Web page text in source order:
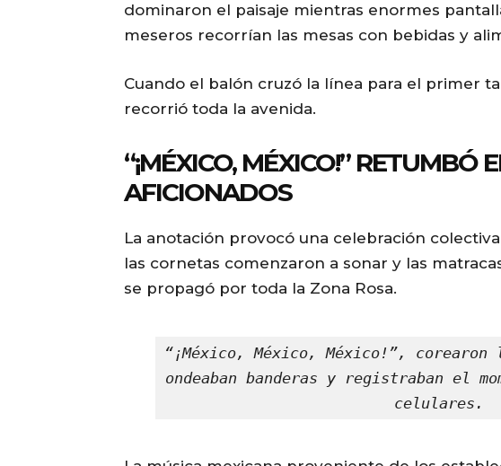
dominaron el paisaje mientras enormes
meseros recorrían las mesas con bebidas y
Cuando el balón cruzó la línea para el primer
recorrió toda la avenida.
“¡MÉXICO, MÉXICO!” RETUMBÓ
AFICIONADOS
La anotación provocó una celebración
las cornetas comenzaron a sonar y las
se propagó por toda la Zona Rosa.
“¡México, México, México!”,
ondeaban banderas y registraban el
celulares.